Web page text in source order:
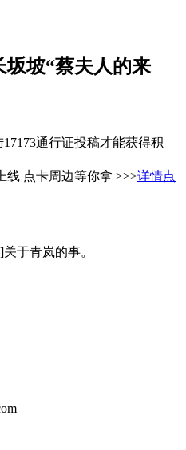
坂坡“蔡夫人的来
17173通行证投稿才能获得积
线 点卡周边等你拿 >>>详情点
于青岚的事。